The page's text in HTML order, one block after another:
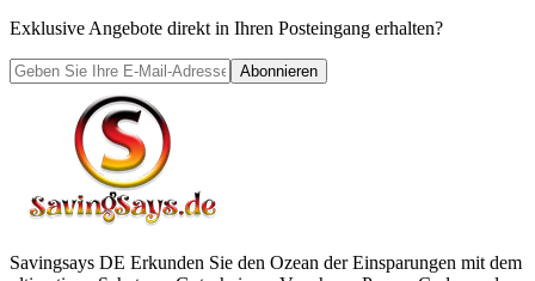
Exklusive Angebote direkt in Ihren Posteingang erhalten?
Abonnieren
Savingsays DE Erkunden Sie den Ozean der Einsparungen mit dem